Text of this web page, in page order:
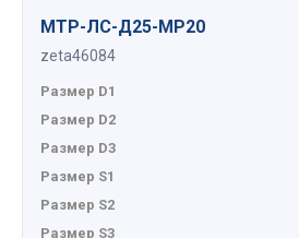
МТР-ЛС-Д25-МР20
zeta46084
Размер D1
Размер D2
Размер D3
Размер S1
Размер S2
Размер S3